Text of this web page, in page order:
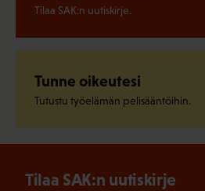
Tilaa SAK:n uutiskirje.
Tunne oikeutesi
Tutustu työelämän pelisääntöihin.
Tilaa SAK:n uutiskirje